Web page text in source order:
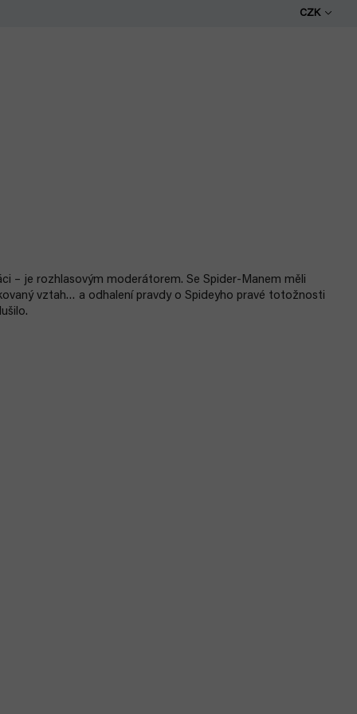
CZK
– je rozhlasovým moderátorem. Se Spider-Manem měli
vztah… a odhalení pravdy o Spideyho pravé totožnosti